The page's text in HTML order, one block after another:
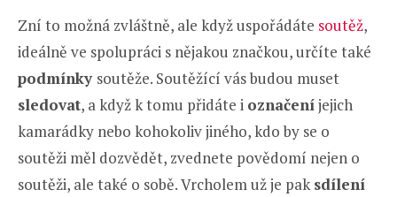
Zní to možná zvláštně, ale když uspořádáte soutěž,
ideálně ve spolupráci s nějakou značkou, určíte také
podmínky soutěže. Soutěžící vás budou muset
sledovat, a když k tomu přidáte i označeníjejich
kamarádky nebo kohokoliv jiného, kdo by se o
soutěži měl dozvědět, zvednete povědomí nejen o
soutěži, ale také o sobě. Vrcholem už je paksdílení